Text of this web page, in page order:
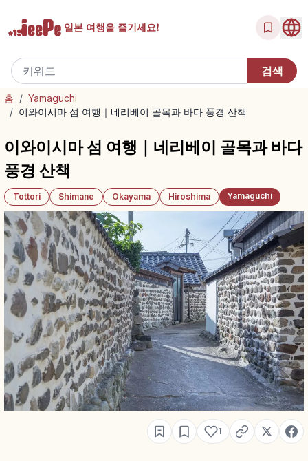
일본 여행을 즐기세요!
홈 / Yamaguchi
/ 이와이시마 섬 여행｜네리베이 골목과 바다 풍경 산책
이와이시마 섬 여행｜네리베이 골목과 바다
풍경 산책
Tottori Shimane Okayama Hiroshima Yamaguchi
1